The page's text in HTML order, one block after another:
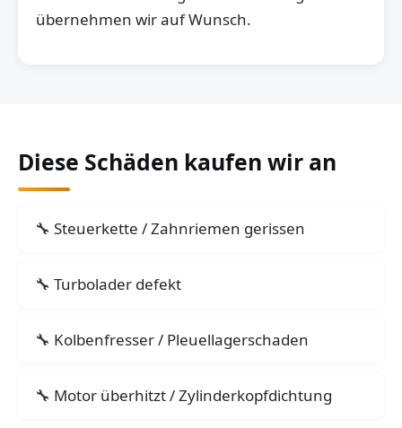
übernehmen wir auf Wunsch.
Diese Schäden kaufen wir an
Steuerkette / Zahnriemen gerissen
Turbolader defekt
Kolbenfresser / Pleuellagerschaden
Motor überhitzt / Zylinderkopfdichtung